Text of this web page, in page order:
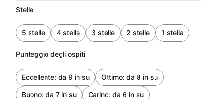
ottobre 2026
4 5 6 7 8 9 10
Stelle
5 stelle 4 stelle 3 stelle 2 stelle 1 stella
Punteggio degli ospiti
Eccellente: da 9 in su Ottimo: da 8 in su
Buono: da 7 in su Carino: da 6 in su